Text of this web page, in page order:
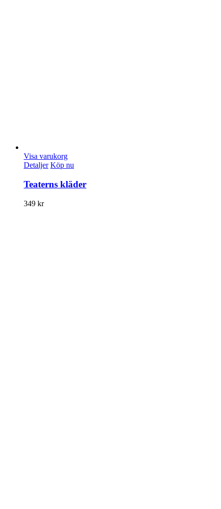
Visa varukorg
Detaljer Köp nu
Teaterns kläder
349 kr